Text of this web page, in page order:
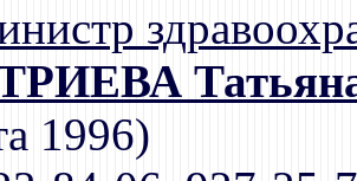
Татьяна
1996)